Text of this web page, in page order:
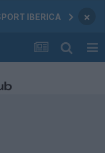
IBERICA ×